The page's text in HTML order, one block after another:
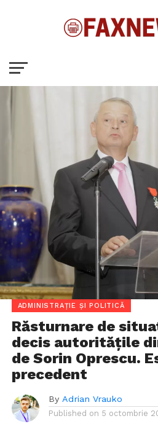
ADMINISTRAȚIE ȘI POLITICĂ
Răsturnare de
decis autoritățile
de Sorin Oprescu.
precedent
By Adrian Vrauko
Published on 5 octombrie